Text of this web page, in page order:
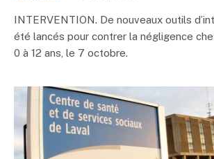
INTERVENTION. De nouveaux outils
été lancés pour contrer la négligence
0 à 12 ans, le 7 octobre.